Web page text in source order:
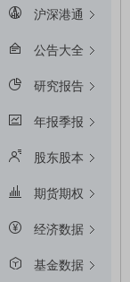
沪深港通
公告大全
研究报告
年报季报
股东股本
期货期权
经济数据
基金数据